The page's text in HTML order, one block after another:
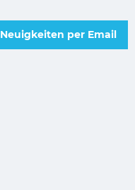
Neuigkeiten per Email